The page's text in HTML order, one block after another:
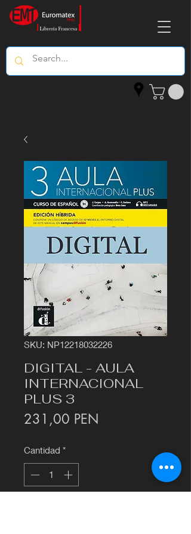
SKU: NP12218032226
DIGITAL - AULA
INTERNACIONAL
PLUS 3
231,00 PEN
Cantidad *